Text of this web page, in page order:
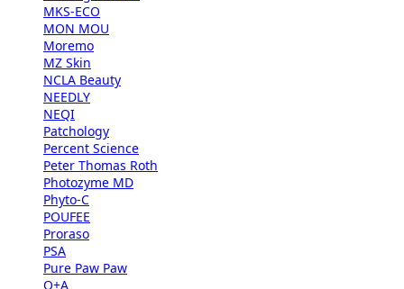
MKS-ECO
MON MOU
Moremo
MZ Skin
NCLA Beauty
NEEDLY
NEQI
Patchology
Percent Science
Peter Thomas Roth
Photozyme MD
Phyto-C
POUFEE
Proraso
PSA
Pure Paw Paw
Q+A